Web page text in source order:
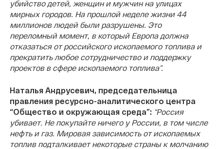
убийство детей, женщин и мужчин на улицах
мирных городов. На прошлой неделе жизни 44
миллионов людей были разрушены. Это
переломный момент, в который Европа должна
отказаться от российского ископаемого топлива и
прекратить любое сотрудничество и поддержку
проектов в сфере ископаемого топлива”.
Наталья Андрусевич, председательница
правления ресурсно-аналитического центра
“Общество и окружающая среда”: “Россия
убивает. Не покупайте ничего у России, в том числе
нефть и газ. Мировая зависимость от ископаемых
топлив подталкивает некоторые страны к молчанию